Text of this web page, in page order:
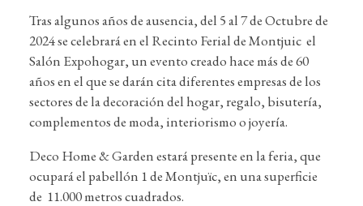
Tras algunos años de ausencia, del 5 al 7 de Octubre de
2024 se celebrará en el Recinto Ferial de Montjuic el
Salón Expohogar, un evento creado hace más de 60
años en el que se darán cita diferentes empresas de los
sectores de la decoración del hogar, regalo, bisutería,
complementos de moda, interiorismo o joyería.
Deco Home & Garden estará presente en la feria, que
ocupará el pabellón 1 de Montjuïc, en una superficie
de 11.000 metros cuadrados.